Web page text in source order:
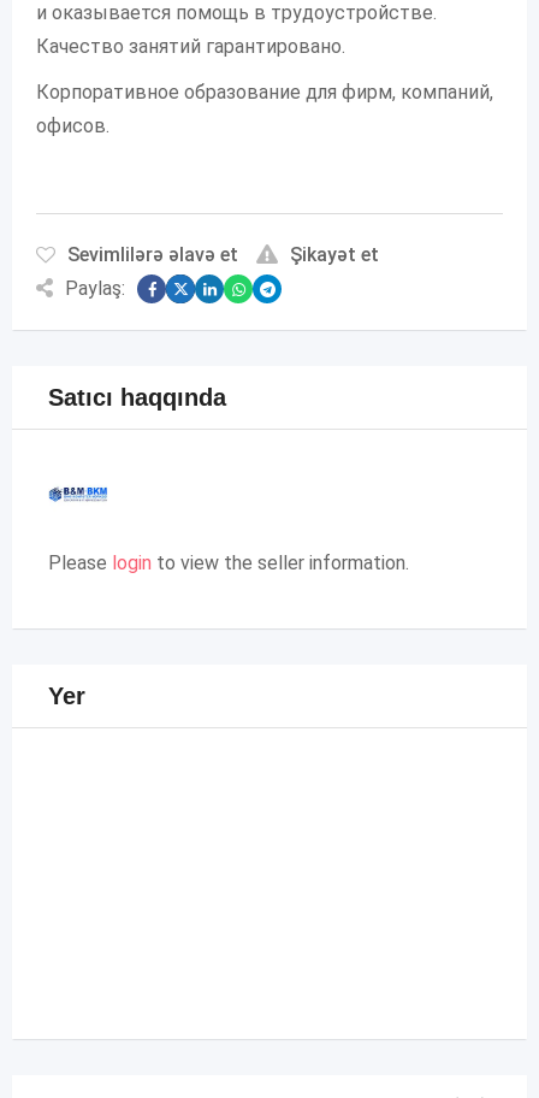
и оказывается помощь в трудоустройстве.
Качество занятий гарантировано.
Корпоративное образование для фирм, компаний,
офисов.
Sevimlilərə əlavə et
Şikayət et
Paylaş:
Satıcı haqqında
Please login to view the seller information.
Yer